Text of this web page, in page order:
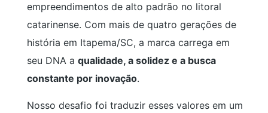
empreendimentos de alto padrão no litoral
catarinense. Com mais de quatro gerações de
história em Itapema/SC, a marca carrega em
seu DNA a qualidade, a solidez e a busca
constante por inovação.
Nosso desafio foi traduzir esses valores em um